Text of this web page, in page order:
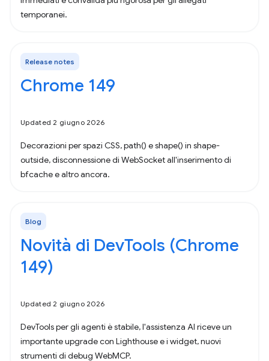
temporanei.
Release notes
Chrome 149
Updated 2 giugno 2026
Decorazioni per spazi CSS, path() e shape() in shape-
outside, disconnessione di WebSocket all'inserimento di
bfcache e altro ancora.
Blog
Novità di DevTools (Chrome
149)
Updated 2 giugno 2026
DevTools per gli agenti è stabile, l'assistenza AI riceve un
importante upgrade con Lighthouse e i widget, nuovi
strumenti di debug WebMCP.